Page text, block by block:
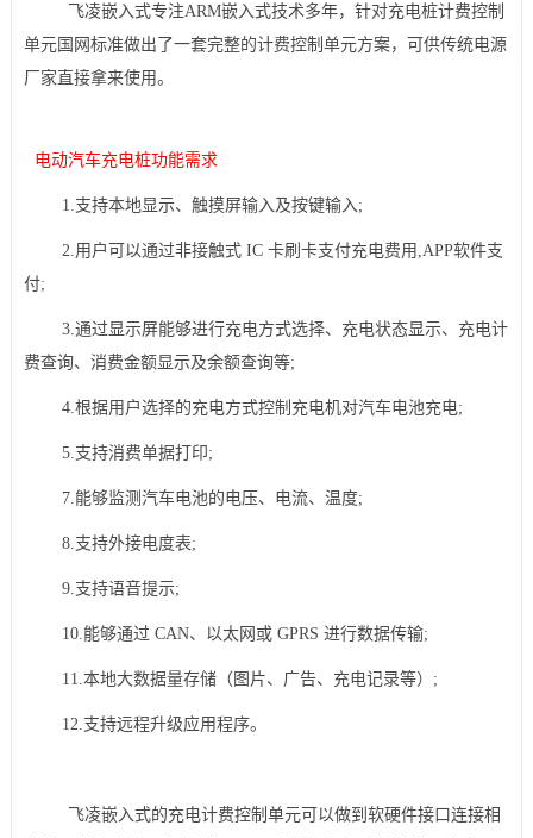
飞凌嵌入式专注ARM嵌入式技术多年，针对充电桩计费控制
单元国网标准做出了一套完整的计费控制单元方案，可供传统电源
厂家直接拿来使用。
电动汽车充电桩功能需求
1.支持本地显示、触摸屏输入及按键输入;
2.用户可以通过非接触式 IC 卡刷卡支付充电费用,APP软件支
付;
3.通过显示屏能够进行充电方式选择、充电状态显示、充电计
费查询、消费金额显示及余额查询等;
4.根据用户选择的充电方式控制充电机对汽车电池充电;
5.支持消费单据打印;
7.能够监测汽车电池的电压、电流、温度;
8.支持外接电度表;
9.支持语音提示;
10.能够通过 CAN、以太网或 GPRS 进行数据传输;
11.本地大数据量存储（图片、广告、充电记录等）;
12.支持远程升级应用程序。
飞凌嵌入式的充电计费控制单元可以做到软硬件接口连接相